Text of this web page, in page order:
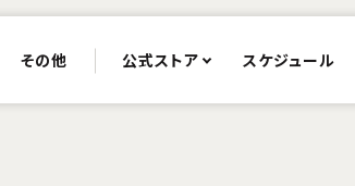
その他 公式ストア スケジュール